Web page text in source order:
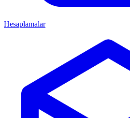
Hesaplamalar